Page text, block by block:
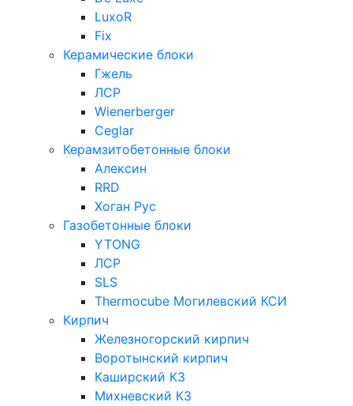
LuxoR
Fix
Керамические блоки
Гжель
ЛСР
Wienerberger
Ceglar
Керамзитобетонные блоки
Алексин
RRD
Хоган Рус
Газобетонные блоки
YTONG
ЛСР
SLS
Thermocube Могилевский КСИ
Кирпич
Железногорский кирпич
Воротынский кирпич
Каширский КЗ
Михневский КЗ